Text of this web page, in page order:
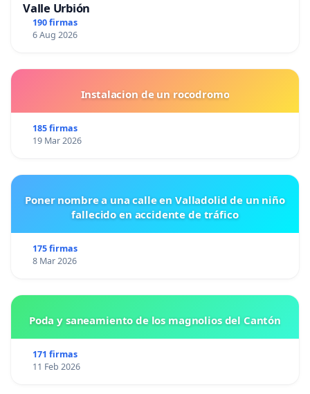
Valle Urbión
190 firmas
6 Aug 2026
Instalacion de un rocodromo
185 firmas
19 Mar 2026
Poner nombre a una calle en Valladolid de un niño
fallecido en accidente de tráfico
175 firmas
8 Mar 2026
Poda y saneamiento de los magnolios del Cantón
171 firmas
11 Feb 2026